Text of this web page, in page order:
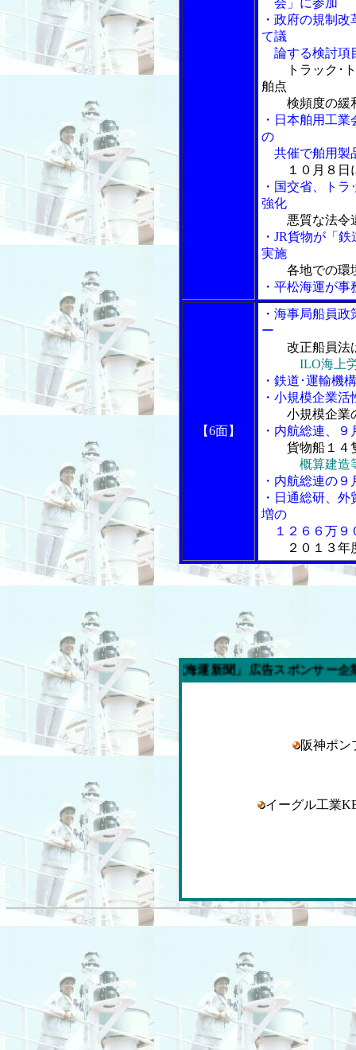
会」に参加
・政府の規制
て議
論する検討項
トラック･
舶点
検頻度の緩
・日本舶用工
の
共催で舶用製
１０月８
・国交省、ト
強化
悪質な法令
・JR貨物が「
実施
各地での環
・平松海運が事
【6面】
・海事局船員
ー
改正船員法
ILO海上
・鉄道･運輸機
・小規模企業
小規模企業
・内航総連、
貨物船１４
概算建造
・内航総連の
・日通総研、
増の
１２６６万９
２０１３年
今週の「内航海運新聞」広告スポンサー企業
阪神ポ
イーグル工業